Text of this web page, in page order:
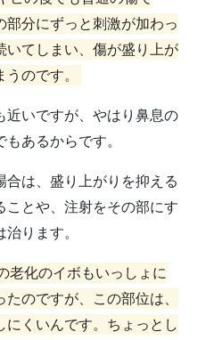
部分にずっと刺激が加わっ
いてしまい、傷が盛り上が
のです。
近いですが、やはり鼻息の
あるからです。
合は、盛り上がりを抑える
ことや、注射をその部にす
ります。
老化のイボもいっしょに
のですが、この部位は、
にくいんです。ちょっとし